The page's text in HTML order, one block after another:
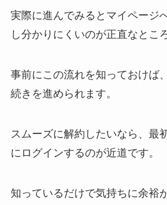
実際に進んでみるとマイページ
し分かりにくいのが正直なところ
事前にこの流れを知っておけば
続きを進められます。
スムーズに解約したいなら、最
にログインするのが近道です。
知っているだけで気持ちに余裕